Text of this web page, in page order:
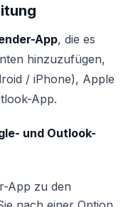
App, die es
hinzuzufügen,
/ iPhone), Apple
App.
und Outlook-
App zu den